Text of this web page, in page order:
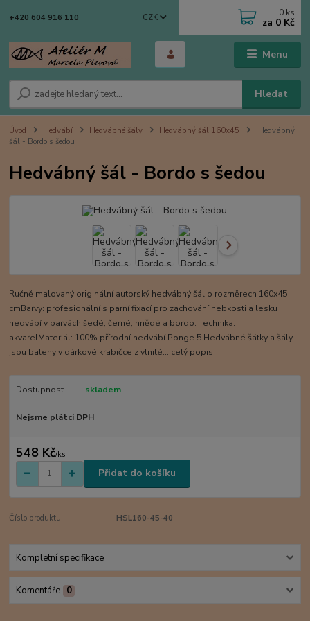
Menu
CZK
Hledat
+420 604 916 110 0 ks
za 0 Kč
Úvod Hedvábí Hedvábné šály Hedvábný šál 160x45
Hedvábný
šál - Bordo s šedou
Hedvábný šál - Bordo s šedou
Ručně malovaný originální autorský hedvábný šál o rozměrech 160x45
cmBarvy: profesionální s parní fixací pro zachování hebkosti a lesku
hedvábí v barvách šedé, černé, hnědé a bordo. Technika:
akvarelMateriál: 100% přírodní hedvábí Ponge 5 Hedvábné šátky a šály
jsou baleny v dárkové krabičce z vlnité... celý popis
Dostupnost skladem
Nejsme plátci DPH
548 Kč/ks
Přidat do košíku
Číslo produktu: HSL160-45-40
Kompletní specifikace
Komentáře 0